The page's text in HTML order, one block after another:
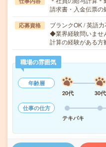
請求書・入金伝票
応募資格
ブランクOK / 英語
◆業界経験問いま
計算の経験がある
職場の雰囲気
年齢層
20代
30代
仕事の仕方
テキパキ